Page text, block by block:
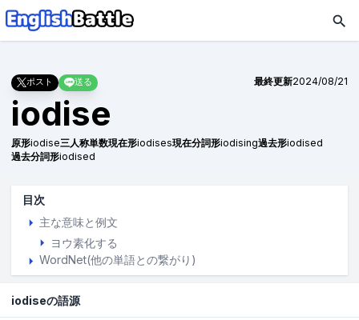
ポスト 送る 最終更新2024/08/21
iodise
原形iodise三人称単数現在形iodises現在分詞形iodising過去形iodised
過去分詞形iodised
目次
主な意味と例文
ヨウ素化する
WordNet(他の単語との繋がり)
iodiseの語源